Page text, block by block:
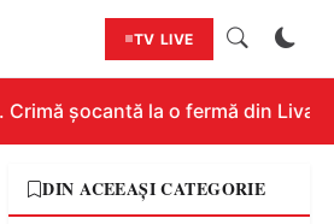
TV LIVE
Crimă șocantă la o fermă din
DIN ACEEAȘI CATEGORIE